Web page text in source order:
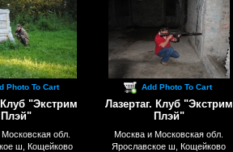
Photo To Cart
"Экстрим
Плэй"
обл.
ш, Кощейково
Add Photo To Cart
Лазертаг. Клуб "Экстрим
Плэй"
Москва и Московская обл.
Ярославское ш, Кощейково